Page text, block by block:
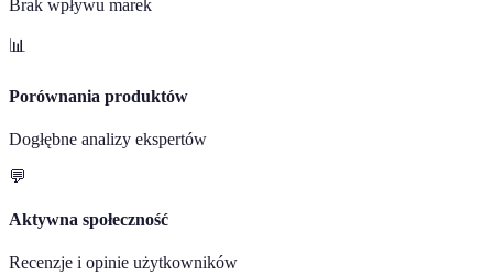
Brak wpływu marek
📊
Porównania produktów
Dogłębne analizy ekspertów
💬
Aktywna społeczność
Recenzje i opinie użytkowników